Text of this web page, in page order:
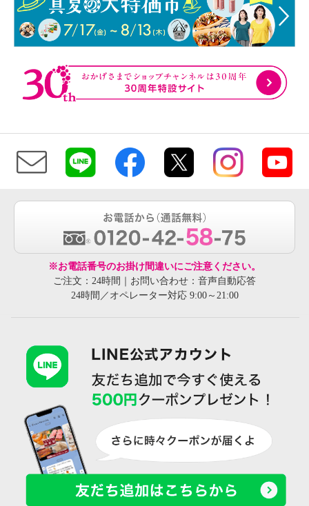
※お電話番号のお掛け間違いにご注意ください。
ご注文：24時間｜お問い合わせ：音声自動応答
24時間／オペレーター対応 9:00～21:00